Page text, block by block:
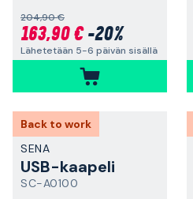
204,90 €
163,90 €-20%
Lähetetään 5-6 päivän sisällä
Back to work
SENA
USB-kaapeli
SC-A0100